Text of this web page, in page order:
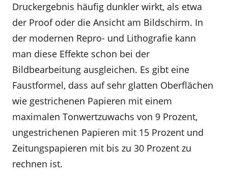
Druckergebnis häufig dunkler wirkt, als etwa
der Proof oder die Ansicht am Bildschirm. In
der modernen Repro- und Lithografie kann
man diese Effekte schon bei der
Bildbearbeitung ausgleichen. Es gibt eine
Faustformel, dass auf sehr glatten Oberflächen
wie gestrichenen Papieren mit einem
maximalen Tonwertzuwachs von 9 Prozent,
ungestrichenen Papieren mit 15 Prozent und
Zeitungspapieren mit bis zu 30 Prozent zu
rechnen ist.